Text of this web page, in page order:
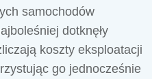
samochodów
dotknęły
koszty eksploatacji
go jednocześnie